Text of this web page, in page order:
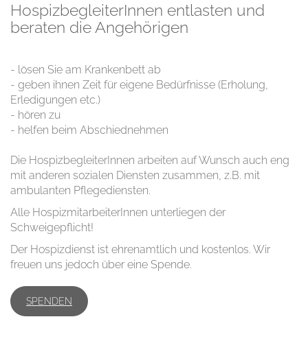
HospizbegleiterInnen entlasten und
beraten die Angehörigen
- lösen Sie am Krankenbett ab
- geben ihnen Zeit für eigene Bedürfnisse (Erholung,
Erledigungen etc.)
- hören zu
- helfen beim Abschiednehmen
Die HospizbegleiterInnen arbeiten auf Wunsch auch eng
mit anderen sozialen Diensten zusammen, z.B. mit
ambulanten Pflegediensten.
Alle HospizmitarbeiterInnen unterliegen der
Schweigepflicht!
Der Hospizdienst ist ehrenamtlich und kostenlos. Wir
freuen uns jedoch über eine Spende.
SPENDEN